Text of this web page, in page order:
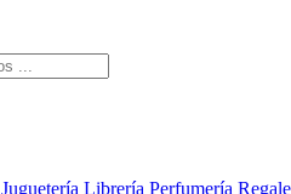
Juguetería Librería Perfumería